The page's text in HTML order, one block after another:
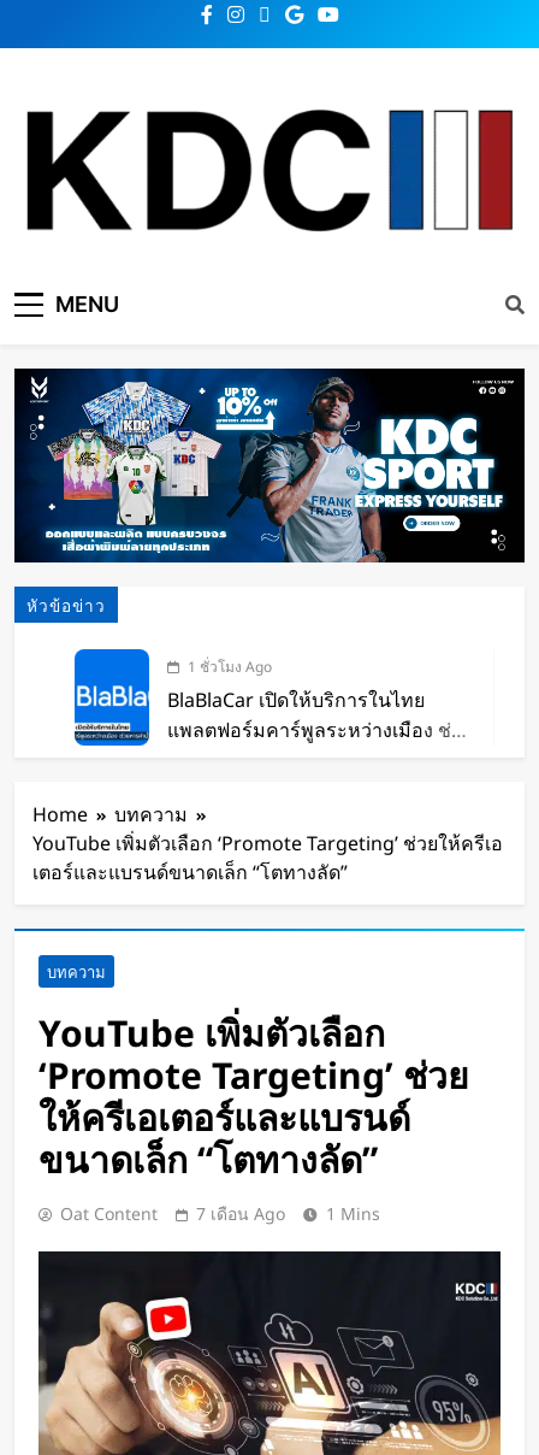
KDC SOLUTION | เคดีซี
โซลูชั่น
MENU
หัวข้อข่าว
1 ชั่วโมง Ago
BlaBlaCar เปิดให้บริการในไทย
แพลตฟอร์มคาร์พูลระหว่างเมือง ช่วย
กวาดรายได้มากขึ้น 6 เท่า
4 ชั่วโมง Ago
เข้าแอป เปลี่ยนแฟนคลับให้เป็นผู้
Stella Juva รถพยาบาลพลังงานแสง
อาทิตย์คันแรกของโลก วิ่งไกลกว่า
700 กม.
1 วัน Ago
เปิดตัว CMF Clip Pro หูฟังคลิปหนีบหู
รุ่นแรก! มาพร้อม Smart Dial บนเคส
ชาร์จ และแบตฯ ใช้งานสูงสุด 32.5
ชั่วโมง
1 วัน Ago
Spotify เพิ่มโหมดวิ่งใหม่ ปรับเพลง
ตามความเร็วและรูปแบบการฝึก
Meta Horizon+ จับมือ Xbox Game
Pass เปลี่ยนแว่น Meta Quest ให้
กลายเป็นจอเกมเสมือนขนาด 26 ฟุต
1 วัน Ago
ชัดแม้แสงน้อย! จีนพัฒนาแว่น Night
Vision มองกลางคืนได้ครบทุกสี
1 วัน Ago
Home
บทความ
YouTube เพิ่มตัวเลือก ‘Promote Targeting’ ช่วยให้ครีเอ
เตอร์และแบรนด์ขนาดเล็ก “โตทางลัด”
บทความ
YouTube เพิ่มตัวเลือก
‘Promote Targeting’ ช่วย
ให้ครีเอเตอร์และแบรนด์
ขนาดเล็ก “โตทางลัด”
Oat Content 7 เดือน Ago 1 Mins